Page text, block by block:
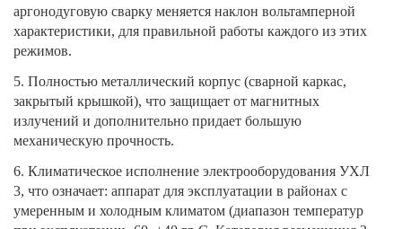
аргонодуговую сварку меняется наклон вольтамперной
характеристики, для правильной работы каждого из этих
режимов.
5. Полностью металлический корпус (сварной каркас,
закрытый крышкой), что защищает от магнитных
излучений и дополнительно придает большую
механическую прочность.
6. Климатическое исполнение электрооборудования УХЛ
3, что означает: аппарат для эксплуатации в районах с
умеренным и холодным климатом (диапазон температур